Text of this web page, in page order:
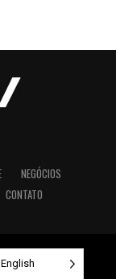
NEGÓCIOS
CONTATO
English